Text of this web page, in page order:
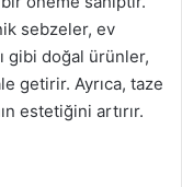
sebzeler, ev
gibi doğal ürünler,
getirir. Ayrıca, taze
estetiğini artırır.